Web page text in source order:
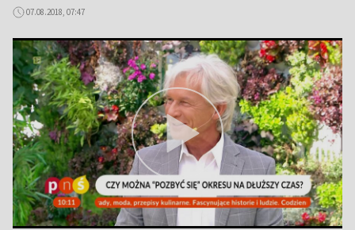
07.08.2018, 07:47